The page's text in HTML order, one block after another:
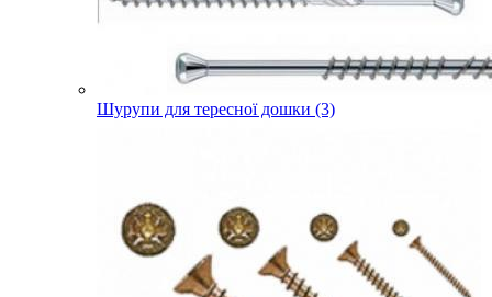
Шурупи для тересної дошки (3)